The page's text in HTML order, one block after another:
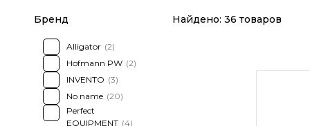
Бренд
Alligator (2)
Hofmann PW (2)
INVENTO (3)
No name (20)
Perfect
EQUIPMENT (4)
Найдено: 36 товаров